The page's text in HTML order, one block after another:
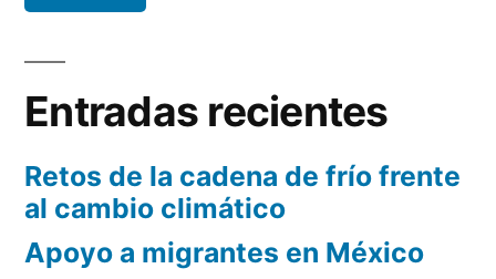
Entradas recientes
Retos de la cadena de frío frente
al cambio climático
Apoyo a migrantes en México